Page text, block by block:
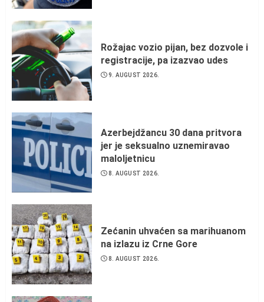
Rožajac vozio pijan, bez dozvole i
registracije, pa izazvao udes
9. AUGUST 2026.
Azerbejdžancu 30 dana pritvora
jer je seksualno uznemiravao
maloljetnicu
8. AUGUST 2026.
Zećanin uhvaćen sa marihuanom
na izlazu iz Crne Gore
8. AUGUST 2026.